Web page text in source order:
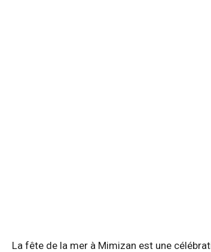
La fête de la mer à Mimizan est une